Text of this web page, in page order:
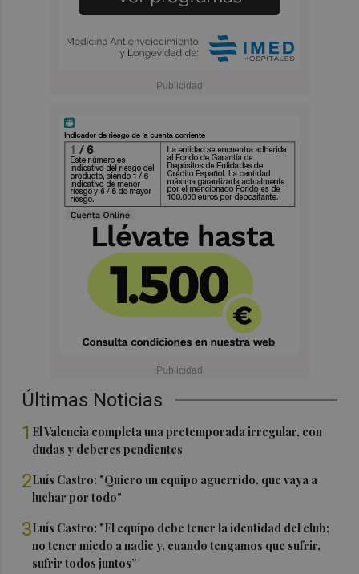
Últimas Noticias
1 El Valencia completa una pretemporada irregular, con
dudas y deberes pendientes
2Luís Castro: "Quiero un equipo aguerrido, que vaya a
luchar por todo"
3Luís Castro: "El equipo debe tener la identidad del club;
no tener miedo a nadie y, cuando tengamos que sufrir,
sufrir todos juntos”